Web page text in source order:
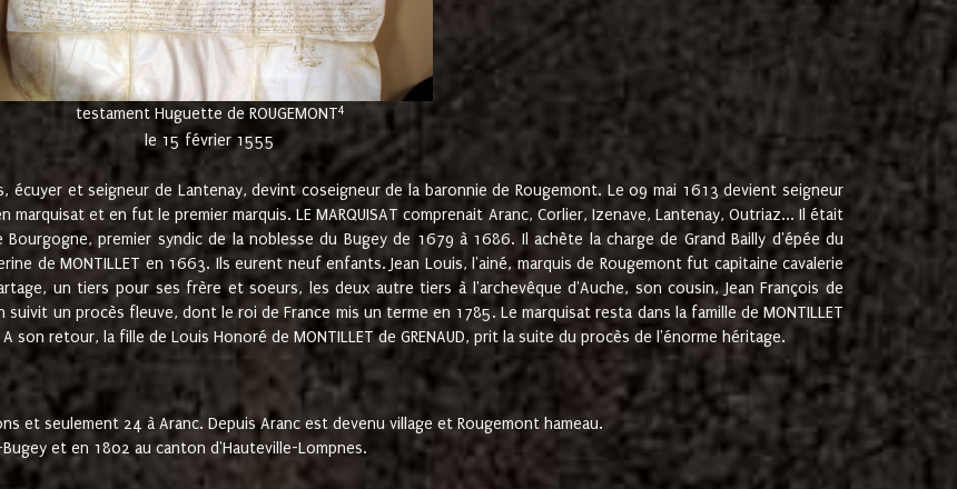
testament Huguette de ROUGEMONT4
le 15 février 1555
écuyer et seigneur de Lantenay, devint coseigneur de la baronnie de Rougemont. Le 09 mai 1613 devient seigneur
marquisat et en fut le premier marquis. LE MARQUISAT comprenait Aranc, Corlier, Izenave, Lantenay, Outriaz... Il était
premier syndic de la noblesse du Bugey de 1679 à 1686. Il achète la charge de Grand Bailly d'épée du
de MONTILLET en 1663. Ils eurent neuf enfants. Jean Louis, l'ainé, marquis de Rougemont fut capitaine cavalerie
un tiers pour ses frère et soeurs, les deux autre tiers à l'archevêque d'Auche, son cousin, Jean François de
suivit un procès fleuve, dont le roi de France mis un terme en 1785. Le marquisat resta dans la famille de MONTILLET
son retour, la fille de Louis Honoré de MONTILLET de GRENAUD, prit la suite du procès de l'énorme héritage.
et seulement 24 à Aranc. Depuis Aranc est devenu village et Rougemont hameau.
et en 1802 au canton d'Hauteville-Lompnes.